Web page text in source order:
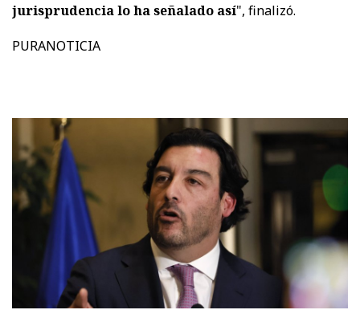
jurisprudencia lo ha señalado así", finalizó.
PURANOTICIA